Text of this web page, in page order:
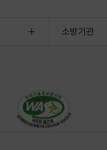
소방기관